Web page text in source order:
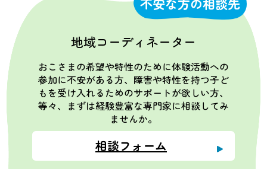
地域コーディネーター
おこさまの希望や特性のために体験活動への
参加に不安がある方、障害や特性を持つ子ど
もを受け入れるためのサポートが欲しい方、
等々、まずは経験豊富な専門家に相談してみ
ませんか。
相談フォーム